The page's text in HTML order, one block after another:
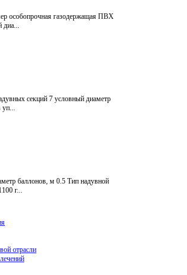
особопрочная газодержащая ПВХ
секций 7 условный диаметр
баллонов, м 0.5 Тип надувной
г...
отрасли